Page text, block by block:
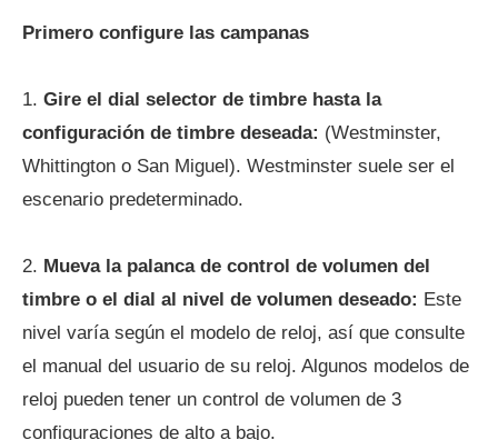
Primero configure las campanas
1. Gire el dial selector de timbre hasta la
configuración de timbre deseada: (Westminster,
Whittington o San Miguel). Westminster suele ser el
escenario predeterminado.
2. Mueva la palanca de control de volumen del
timbre o el dial al nivel de volumen deseado: Este
nivel varía según el modelo de reloj, así que consulte
el manual del usuario de su reloj. Algunos modelos de
reloj pueden tener un control de volumen de 3
configuraciones de alto a bajo.